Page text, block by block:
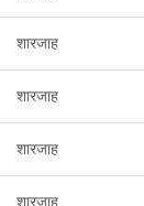
शारजाह
शारजाह
शारजाह
शारजाह